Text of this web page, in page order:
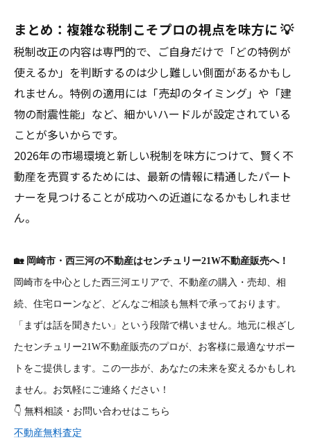
まとめ：複雑な税制こそプロの視点を味方に 💡
税制改正の内容は専門的で、ご自身だけで「どの特例が
使えるか」を判断するのは少し難しい側面があるかもし
れません。特例の適用には「売却のタイミング」や「建
物の耐震性能」など、細かいハードルが設定されている
ことが多いからです。
2026年の市場環境と新しい税制を味方につけて、賢く不
動産を売買するためには、最新の情報に精通したパート
ナーを見つけることが成功への近道になるかもしれませ
ん。
🏡 岡崎市・西三河の不動産はセンチュリー21W不動産販売へ！
岡崎市を中心とした西三河エリアで、不動産の購入・売却、相
続、住宅ローンなど、どんなご相談も無料で承っております。
「まずは話を聞きたい」という段階で構いません。地元に根ざし
たセンチュリー21W不動産販売のプロが、お客様に最適なサポー
トをご提供します。この一歩が、あなたの未来を変えるかもしれ
ません。お気軽にご連絡ください！
👇 無料相談・お問い合わせはこちら
不動産無料査定